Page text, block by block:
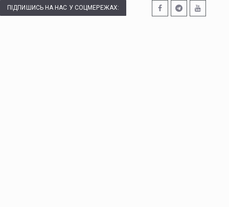
ПІДПИШИСЬ НА НАС У СОЦМЕРЕЖАХ: